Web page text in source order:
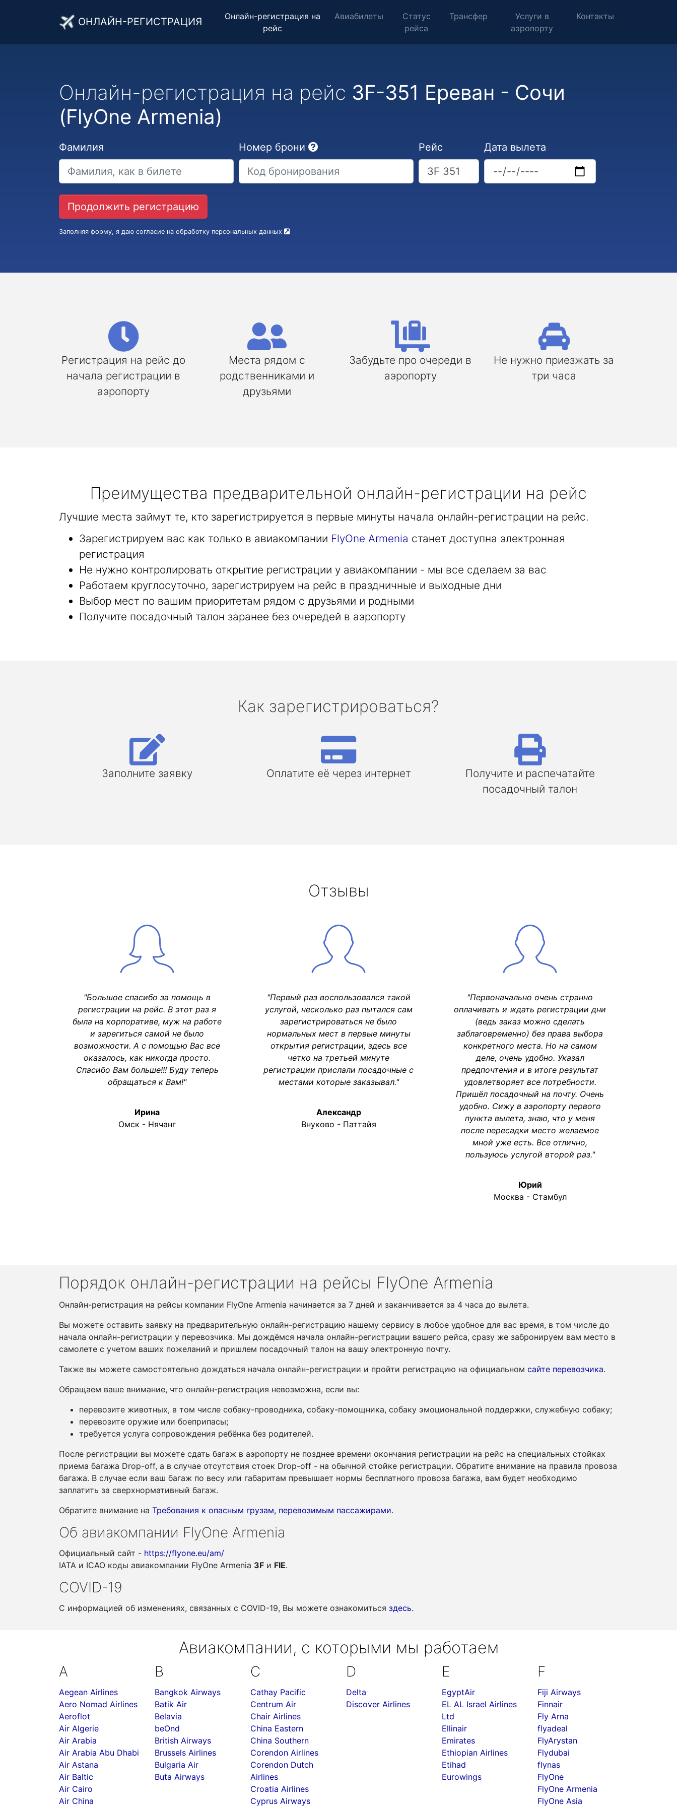
ОНЛАЙН-РЕГИСТРАЦИЯ
Онлайн-регистрация на
рейс
Авиабилеты
Статус
рейса
Трансфер
Услуги в
аэропорту
Контакты
Онлайн-регистрация на рейс 3F-351 Ереван - Сочи
(FlyOne Armenia)
Фамилия Номер брони Рейс Дата вылета
Заполняя форму, я даю согласие на обработку персональных данных
Регистрация на рейс до
начала регистрации в
аэропорту
Места рядом с
родственниками и
друзьями
Забудьте про очереди в
аэропорту
Не нужно приезжать за
три часа
Преимущества предварительной онлайн-регистрации на рейс
Лучшие места займут те, кто зарегистрируется в первые минуты начала онлайн-регистрации на рейс.
Зарегистрируем вас как только в авиакомпании FlyOne Armenia станет доступна электронная
регистрация
Не нужно контролировать открытие регистрации у авиакомпании - мы все сделаем за вас
Работаем круглосуточно, зарегистрируем на рейс в праздничные и выходные дни
Выбор мест по вашим приоритетам рядом с друзьями и родными
Получите посадочный талон заранее без очередей в аэропорту
Как зарегистрироваться?
Заполните заявку Оплатите её через интернет
Получите и распечатайте
посадочный талон
Отзывы
"Большое спасибо за помощь в
регистрации на рейс. В этот раз я
была на корпоративе, муж на работе
и зарегиться самой не было
возможности. А с помощью Вас все
оказалось, как никогда просто.
Спасибо Вам больше!!! Буду теперь
обращаться к Вам!"
Ирина
Омск - Нячанг
"Первый раз воспользовался такой
услугой, несколько раз пытался сам
зарегистрироваться не было
нормальных мест в первые минуты
открытия регистрации, здесь все
четко на третьей минуте
регистрации прислали посадочные с
местами которые заказывал."
Александр
Внуково - Паттайя
"Первоначально очень странно
оплачивать и ждать регистрации дни
(ведь заказ можно сделать
заблаговременно) без права выбора
конкретного места. Но на самом
деле, очень удобно. Указал
предпочтения и в итоге результат
удовлетворяет все потребности.
Пришёл посадочный на почту. Очень
удобно. Сижу в аэропорту первого
пункта вылета, знаю, что у меня
после пересадки место желаемое
мной уже есть. Все отлично,
пользуюсь услугой второй раз."
Юрий
Москва - Стамбул
Порядок онлайн-регистрации на рейсы FlyOne Armenia
Онлайн-регистрация на рейсы компании FlyOne Armenia начинается за 7 дней и заканчивается за 4 часа до вылета.
Вы можете оставить заявку на предварительную онлайн-регистрацию нашему сервису в любое удобное для вас время, в том числе до
начала онлайн-регистрации у перевозчика. Мы дождёмся начала онлайн-регистрации вашего рейса, сразу же забронируем вам место в
самолете с учетом ваших пожеланий и пришлем посадочный талон на вашу электронную почту.
Также вы можете самостоятельно дождаться начала онлайн-регистрации и пройти регистрацию на официальном сайте перевозчика.
Обращаем ваше внимание, что онлайн-регистрация невозможна, если вы:
перевозите животных, в том числе собаку-проводника, собаку-помощника, собаку эмоциональной поддержки, служебную собаку;
перевозите оружие или боеприпасы;
требуется услуга сопровождения ребёнка без родителей.
После регистрации вы можете сдать багаж в аэропорту не позднее времени окончания регистрации на рейс на специальных стойках
приема багажа Drop-off, а в случае отсутствия стоек Drop-off - на обычной стойке регистрации. Обратите внимание на правила провоза
багажа. В случае если ваш багаж по весу или габаритам превышает нормы бесплатного провоза багажа, вам будет необходимо
заплатить за сверхнормативный багаж.
Обратите внимание на Требования к опасным грузам, перевозимым пассажирами.
Об авиакомпании FlyOne Armenia
Официальный сайт - https://flyone.eu/am/
IATA и ICAO коды авиакомпании FlyOne Armenia 3F и FIE.
COVID-19
С информацией об изменениях, связанных c COVID-19, Вы можете ознакомиться здесь.
Авиакомпании, с которыми мы работаем
A
Aegean Airlines
Aero Nomad Airlines
Aeroflot
Air Algerie
Air Arabia
Air Arabia Abu Dhabi
Air Astana
Air Baltic
Air Cairo
Air China
B
Bangkok Airways
Batik Air
Belavia
beOnd
British Airways
Brussels Airlines
Bulgaria Air
Buta Airways
C
Cathay Pacific
Centrum Air
Chair Airlines
China Eastern
China Southern
Corendon Airlines
Corendon Dutch
Airlines
Croatia Airlines
Cyprus Airways
D
Delta
Discover Airlines
E
EgyptAir
EL AL Israel Airlines
Ltd
Ellinair
Emirates
Ethiopian Airlines
Etihad
Eurowings
F
Fiji Airways
Finnair
Fly Arna
flyadeal
FlyArystan
Flydubai
flynas
FlyOne
FlyOne Armenia
FlyOne Asia